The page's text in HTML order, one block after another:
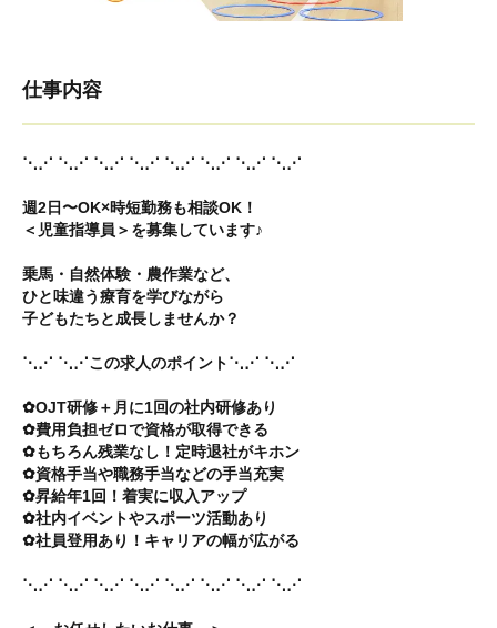
仕事内容
⋱⋰ ⋱⋰ ⋱⋰ ⋱⋰ ⋱⋰ ⋱⋰ ⋱⋰ ⋱⋰
週2日〜OK×時短勤務も相談OK！
＜児童指導員＞を募集しています♪
乗馬・自然体験・農作業など、
ひと味違う療育を学びながら
子どもたちと成長しませんか？
⋱⋰ ⋱⋰この求人のポイント⋱⋰ ⋱⋰
✿OJT研修＋月に1回の社内研修あり
✿費用負担ゼロで資格が取得できる
✿もちろん残業なし！定時退社がキホン
✿資格手当や職務手当などの手当充実
✿昇給年1回！着実に収入アップ
✿社内イベントやスポーツ活動あり
✿社員登用あり！キャリアの幅が広がる
⋱⋰ ⋱⋰ ⋱⋰ ⋱⋰ ⋱⋰ ⋱⋰ ⋱⋰ ⋱⋰